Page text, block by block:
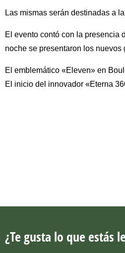
Las mismas serán destinadas a
El evento contó con la presencia
noche se presentaron los nuevos
El emblemático «Eleven» en
El inicio del innovador «Eterna
¿Te gusta lo que estás